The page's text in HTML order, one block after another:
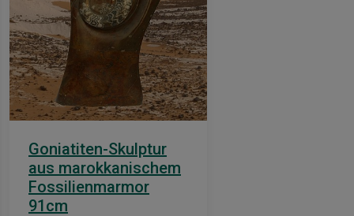
Goniatiten-Skulptur
aus marokkanischem
Fossilienmarmor
91cm